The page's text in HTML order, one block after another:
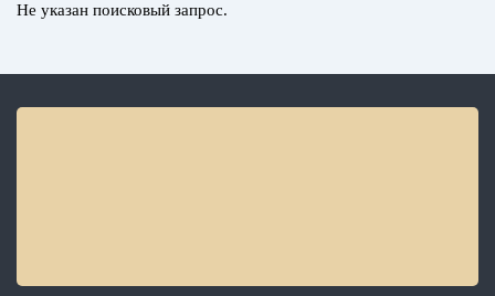
Не указан поисковый запрос.